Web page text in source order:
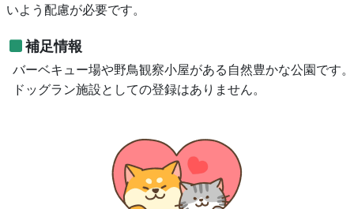
いよう配慮が必要です。
補足情報
バーベキュー場や野鳥観察小屋がある自然豊かな公園です。
ドッグラン施設としての登録はありません。